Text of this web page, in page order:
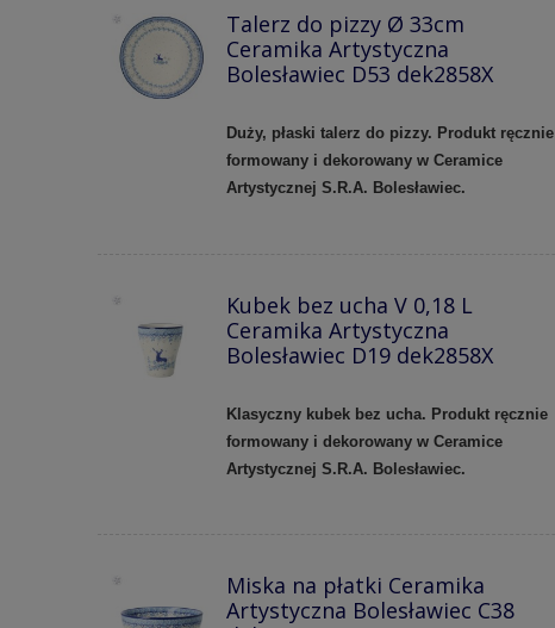
Talerz do pizzy Ø 33cm
Ceramika Artystyczna
Bolesławiec D53 dek2858X
Duży, płaski talerz do pizzy. Produkt ręcznie
formowany i dekorowany w Ceramice
Artystycznej S.R.A. Bolesławiec.
Kubek bez ucha V 0,18 L
Ceramika Artystyczna
Bolesławiec D19 dek2858X
Klasyczny kubek bez ucha. Produkt ręcznie
formowany i dekorowany w Ceramice
Artystycznej S.R.A. Bolesławiec.
Miska na płatki Ceramika
Artystyczna Bolesławiec C38